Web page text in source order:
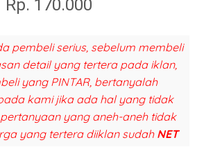
Rp. 170.000
pembeli serius, sebelum membeli
detail yang tertera pada iklan,
yang PINTAR, bertanyalah
kami jika ada hal yang tidak
yang aneh-aneh tidak
yang tertera diiklan sudah NET